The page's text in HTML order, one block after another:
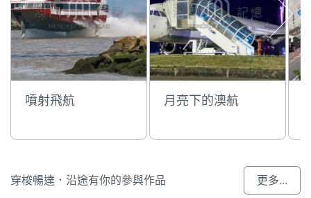
噴射飛航 月亮下的澳航
穿梭暢達．沿途有你的參與作品 更多...